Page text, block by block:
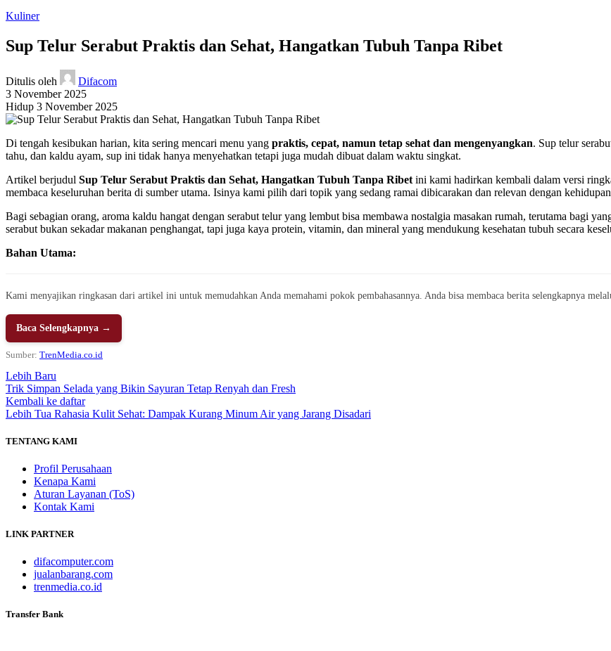
Kuliner
Sup Telur Serabut Praktis dan Sehat, Hangatkan Tubuh Tanpa Ribet
Ditulis oleh
Difacom
3 November 2025
Hidup 3 November 2025
Di tengah kesibukan harian, kita sering mencari menu yang praktis, cepat, namun tetap sehat dan mengenyangkan. Sup telur
tahu, dan kaldu ayam, sup ini tidak hanya menyehatkan tetapi juga mudah dibuat dalam waktu singkat.
Artikel berjudul Sup Telur Serabut Praktis dan Sehat, Hangatkan Tubuh Tanpa Ribet ini kami hadirkan kembali dalam versi
membaca keseluruhan berita di sumber utama. Isinya kami pilih dari topik yang sedang ramai dibicarakan dan relevan dengan
Bagi sebagian orang, aroma kaldu hangat dengan serabut telur yang lembut bisa membawa nostalgia masakan rumah, terutama bagi
serabut bukan sekadar makanan penghangat, tapi juga kaya protein, vitamin, dan mineral yang mendukung kesehatan tubuh secara
Bahan Utama:
Kami menyajikan ringkasan dari artikel ini untuk memudahkan Anda memahami pokok pembahasannya. Anda bisa membaca berita selengkapnya
Baca Selengkapnya →
Sumber: TrenMedia.co.id
Lebih Baru
Trik Simpan Selada yang Bikin Sayuran Tetap Renyah dan Fresh
Kembali ke daftar
Lebih Tua Rahasia Kulit Sehat: Dampak Kurang Minum Air yang Jarang Disadari
TENTANG KAMI
Profil Perusahaan
Kenapa Kami
Aturan Layanan (ToS)
Kontak Kami
LINK PARTNER
difacomputer.com
jualanbarang.com
trenmedia.co.id
Transfer Bank